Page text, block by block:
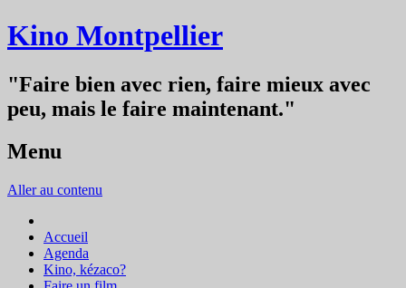
Kino Montpellier
"Faire bien avec rien, faire mieux avec
peu, mais le faire maintenant."
Menu
Aller au contenu
Accueil
Agenda
Kino, kézaco?